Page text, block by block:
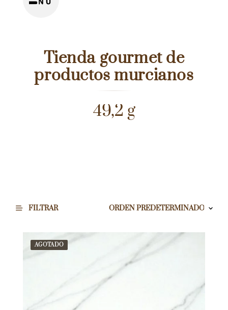
Tienda gourmet de
productos murcianos
49,2 g
FILTRAR
AGOTADO